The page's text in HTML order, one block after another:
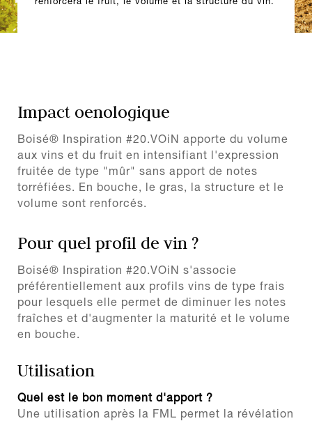
renforcera le fruit, le volume et la structure du vin.
Impact oenologique
Boisé® Inspiration #20.VOiN apporte du volume
aux vins et du fruit en intensifiant l'expression
fruitée de type "mûr" sans apport de notes
torréfiées. En bouche, le gras, la structure et le
volume sont renforcés.
Pour quel profil de vin ?
Boisé® Inspiration #20.VOiN s'associe
préférentiellement aux profils vins de type frais
pour lesquels elle permet de diminuer les notes
fraîches et d'augmenter la maturité et le volume
en bouche.
Utilisation
Quel est le bon moment d'apport ?
Une utilisation après la FML permet la révélation